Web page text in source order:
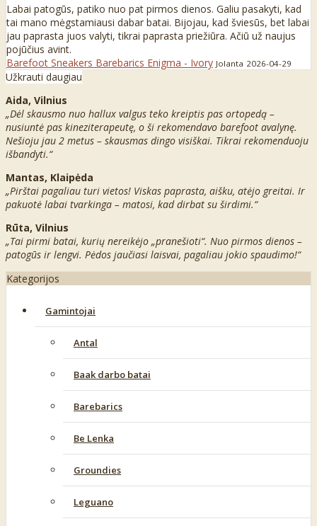
Labai patogūs, patiko nuo pat pirmos dienos. Galiu pasakyti, kad
tai mano mėgstamiausi dabar batai. Bijojau, kad šviesūs, bet labai
jau paprasta juos valyti, tikrai paprasta priežiūra. Ačiū už naujus
pojūčius avint.
Barefoot Sneakers Barebarics Enigma - Ivory Jolanta 2026-04-29
Užkrauti daugiau
Aida, Vilnius
„Dėl skausmo nuo hallux valgus teko kreiptis pas ortopedą –
nusiuntė pas kineziterapeutę, o ši rekomendavo barefoot avalynę.
Nešioju jau 2 metus – skausmas dingo visiškai. Tikrai rekomenduoju
išbandyti.“
Mantas, Klaipėda
„Pirštai pagaliau turi vietos! Viskas paprasta, aišku, atėjo greitai. Ir
pakuotė labai tvarkinga – matosi, kad dirbat su širdimi.“
Rūta, Vilnius
„Tai pirmi batai, kurių nereikėjo „pranešioti“. Nuo pirmos dienos –
patogūs ir lengvi. Pėdos jaučiasi laisvai, pagaliau jokio spaudimo!“
Kategorijos
Gamintojai
Antal
Baak darbo batai
Barebarics
Be Lenka
Groundies
Leguano